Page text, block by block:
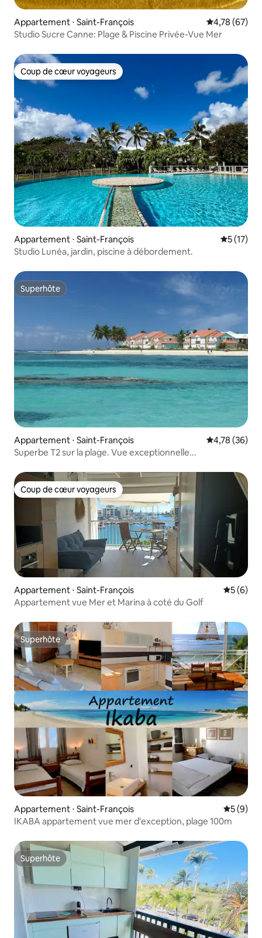
Appartement ⋅ Saint-François Évaluation
4,78 (67)
Studio Sucre Canne: Plage & Piscine Privée-Vue Mer
Coup de cœur voyageurs
Coup de cœur voyageurs
Appartement ⋅ Saint-François
5 (17)
Studio Lunéa, jardin, piscine à débordement.
Superhôte
Superhôte
Appartement ⋅ Saint-François Évaluation
4,78 (36)
Superbe T2 sur la plage. Vue exceptionnelle...
Coup de cœur voyageurs
Coup de cœur voyageurs
Appartement ⋅ Saint-François
5 (6)
Appartement vue Mer et Marina à coté du Golf
Superhôte
Superhôte
Appartement ⋅ Saint-François
5 (9)
IKABA appartement vue mer d'exception, plage 100m
Superhôte
Superhôte